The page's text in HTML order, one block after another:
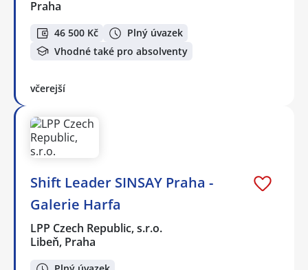
Praha
46 500 Kč
Plný úvazek
Vhodné také pro absolventy
včerejší
Shift Leader SINSAY Praha -
Galerie Harfa
LPP Czech Republic, s.r.o.
Libeň, Praha